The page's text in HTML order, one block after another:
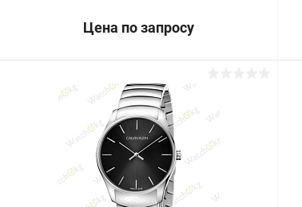
Цена по запросу
Запросить цену
Купить в 1 клик Сравнение
Под заказ